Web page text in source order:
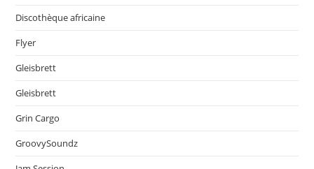
Discothèque africaine
Flyer
Gleisbrett
Gleisbrett
Grin Cargo
GroovySoundz